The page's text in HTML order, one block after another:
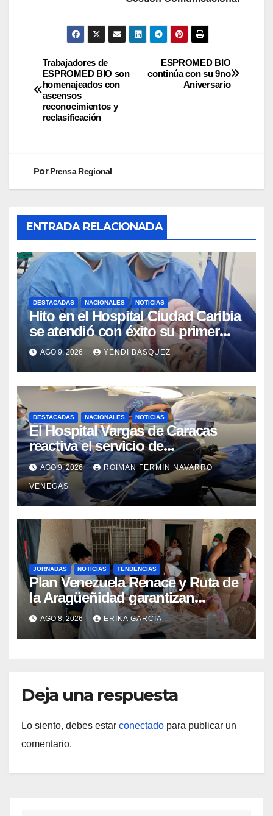
ESPROMED BIO
continúa con su 9no
Aniversario
Trabajadores de
ESPROMED BIO son
homenajeados con
ascensos
reconocimientos y
reclasificación
PorPrensa Regional
ENTRADA RELACIONADA
DESTACADAS NACIONALES NOTICIAS
Hito en el Hospital Ciudad Caribia
se atendió con éxito su primer
parto gemelar
AGO 9, 2026 YENDI BASQUEZ
DESTACADAS NACIONALES NOTICIAS
El Hospital Vargas de Caracas
reactiva el servicio de
Colangiopancreatografía
Retrógrada Endoscópica para
beneficiar a cientos de pacientes
AGO 9, 2026 ROIMAN FERMIN NAVARRO
VENEGAS
JORNADAS NOTICIAS TENDENCIAS
Plan Venezuela Renace y Ruta de
la Aragüeñidad garantizan
atención médica integral en
Aragua
AGO 8, 2026 ERIKA GARCÍA
Deja una respuesta
Lo siento, debes estar conectado para publicar un
comentario.